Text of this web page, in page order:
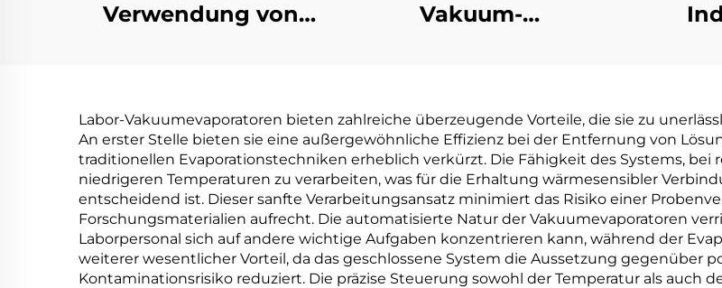
Verwendung von
Vakuum-
Konzentrator
Labor-Vakuumevaporatoren bieten zahlreiche überzeugende Vorteile, die sie zu
An erster Stelle bieten sie eine außergewöhnliche Effizienz bei der Entfernung von
traditionellen Evaporationstechniken erheblich verkürzt. Die Fähigkeit des Systems,
niedrigeren Temperaturen zu verarbeiten, was für die Erhaltung wärmesensibler
entscheidend ist. Dieser sanfte Verarbeitungsansatz minimiert das Risiko einer
Forschungsmaterialien aufrecht. Die automatisierte Natur der Vakuumevaporatoren
Laborpersonal sich auf andere wichtige Aufgaben konzentrieren kann, während der
weiterer wesentlicher Vorteil, da das geschlossene System die Aussetzung
Kontaminationsrisiko reduziert. Die präzise Steuerung sowohl der Temperatur als auch